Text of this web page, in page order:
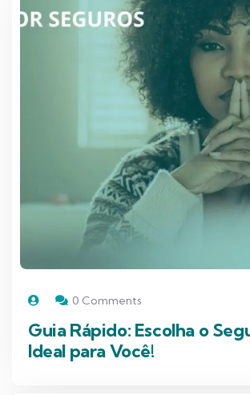
0 Comments
Guia Rápido: Escolha o
Ideal para Você!